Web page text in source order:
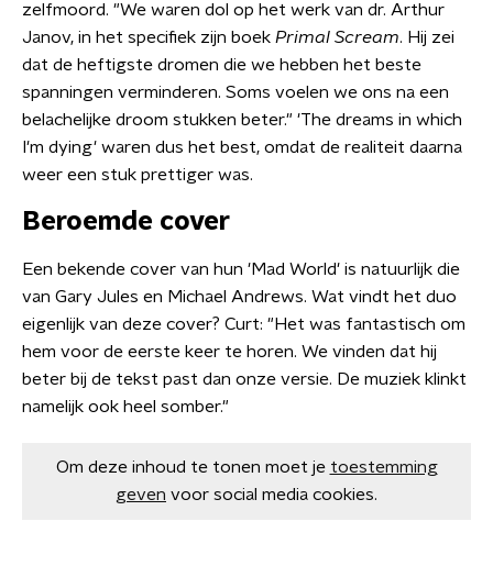
zelfmoord. "We waren dol op het werk van dr. Arthur
Janov, in het specifiek zijn boek Primal Scream. Hij zei
dat de heftigste dromen die we hebben het beste
spanningen verminderen. Soms voelen we ons na een
belachelijke droom stukken beter." 'The dreams in which
I'm dying' waren dus het best, omdat de realiteit daarna
weer een stuk prettiger was.
Beroemde cover
Een bekende cover van hun 'Mad World' is natuurlijk die
van Gary Jules en Michael Andrews. Wat vindt het duo
eigenlijk van deze cover? Curt: "Het was fantastisch om
hem voor de eerste keer te horen. We vinden dat hij
beter bij de tekst past dan onze versie. De muziek klinkt
namelijk ook heel somber."
Om deze inhoud te tonen moet je toestemming
geven voor social media cookies.